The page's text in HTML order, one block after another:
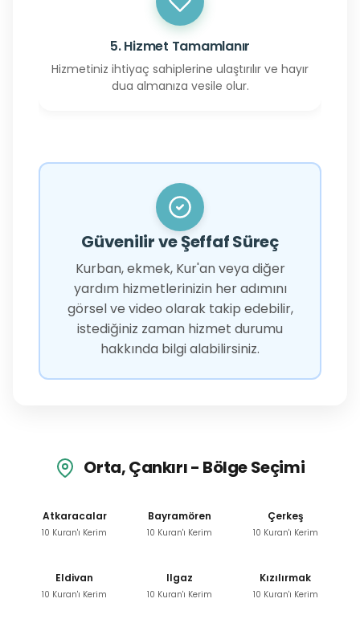
5. Hizmet Tamamlanır
Hizmetiniz ihtiyaç sahiplerine ulaştırılır ve hayır
dua almanıza vesile olur.
Güvenilir ve Şeffaf Süreç
Kurban, ekmek, Kur'an veya diğer
yardım hizmetlerinizin her adımını
görsel ve video olarak takip edebilir,
istediğiniz zaman hizmet durumu
hakkında bilgi alabilirsiniz.
Orta, Çankırı - Bölge Seçimi
Atkaracalar
10 Kuran'ı Kerim
Bayramören
10 Kuran'ı Kerim
Çerkeş
10 Kuran'ı Kerim
Eldivan
10 Kuran'ı Kerim
Ilgaz
10 Kuran'ı Kerim
Kızılırmak
10 Kuran'ı Kerim